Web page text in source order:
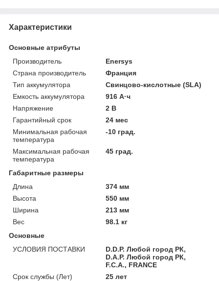
Характеристики
Основные атрибуты
Производитель
Enersys
Страна производитель
Франция
Тип аккумулятора
Свинцово-кислотные (SLA)
Емкость аккумулятора
916 А·ч
Напряжение
2 В
Гарантийный срок
24 мес
Минимальная рабочая
температура
-10 град.
Максимальная рабочая
температура
45 град.
Габаритные размеры
Длина
374 мм
Высота
550 мм
Ширина
213 мм
Вес
98.1 кг
Основные
УСЛОВИЯ ПОСТАВКИ
D.D.P. Любой город РК,
D.A.P. Любой город РК,
F.C.A., FRANCE
Срок службы (Лет)
25 лет